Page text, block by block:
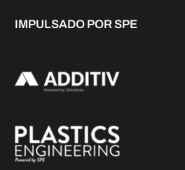
IMPULSADO POR SPE